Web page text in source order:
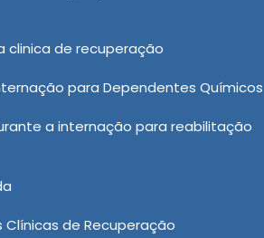
clinica de recuperação
para Dependentes Químicos
a internação para reabilitação
de Recuperação
ou de
e em